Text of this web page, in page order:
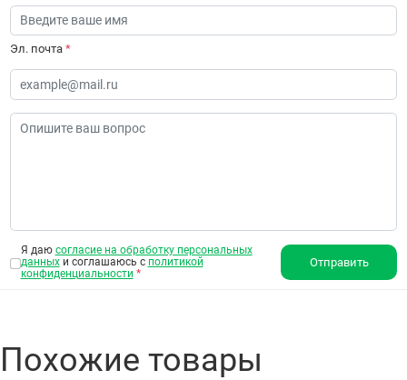
Эл. почта *
Я даю согласие на обработку персональных
данныхи соглашаюсь с политикой
конфиденциальности *
Отправить
Похожие товары